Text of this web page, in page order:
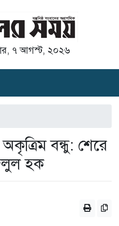
৭ আগস্ট, ২০২৬
বন্ধু: শেরে
হক